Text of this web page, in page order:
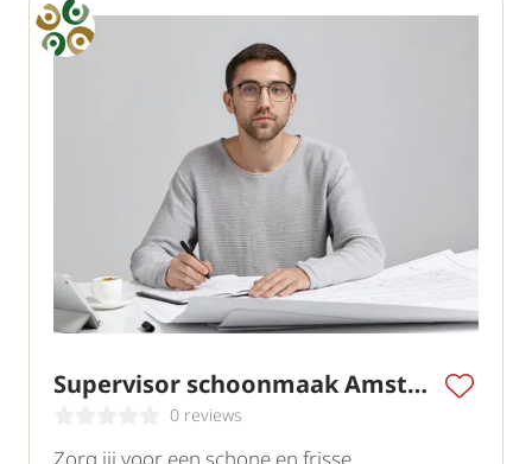
Supervisor schoonmaak Amsterdam
0 reviews